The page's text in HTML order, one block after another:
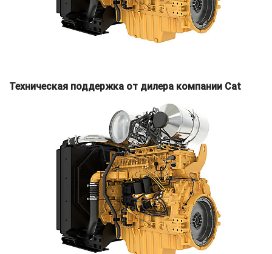
Техническая поддержка от дилера компании Cat